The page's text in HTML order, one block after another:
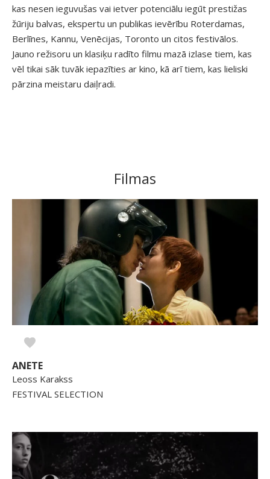
kas nesen ieguvušas vai ietver potenciālu iegūt prestižas
žūriju balvas, ekspertu un publikas ievērību Roterdamas,
Berlīnes, Kannu, Venēcijas, Toronto un citos festivālos.
Jauno režisoru un klasiķu radīto filmu mazā izlase tiem, kas
vēl tikai sāk tuvāk iepazīties ar kino, kā arī tiem, kas lieliski
pārzina meistaru daiļradi.
Filmas
ANETE
Leoss Karakss
FESTIVAL SELECTION